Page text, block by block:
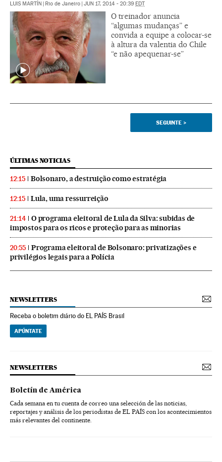
LUIS MARTÍN Rio de Janeiro JUN 17, 2014 - 20:39 EDT
O treinador anuncia
“algumas mudanças” e
convida a equipe a colocar-se
à altura da valentia do Chile
“e não apequenar-se”
SEGUINTE >
ÚLTIMAS NOTICIAS
12:15 Bolsonaro, a destruição como estratégia
12:15 Lula, uma ressurreição
21:14
O programa eleitoral de Lula da Silva: subidas de
impostos para os ricos e proteção para as minorias
20:55
Programa eleitoral de Bolsonaro: privatizações e
privilégios legais para a Polícia
NEWSLETTERS
Receba o boletim diário do EL PAÍS Brasil
APÚNTATE
NEWSLETTERS
Boletín de América
Cada semana en tu cuenta de correo una selección de las noticias,
reportajes y análisis de los periodistas de EL PAÍS con los acontecimientos
más relevantes del continente.